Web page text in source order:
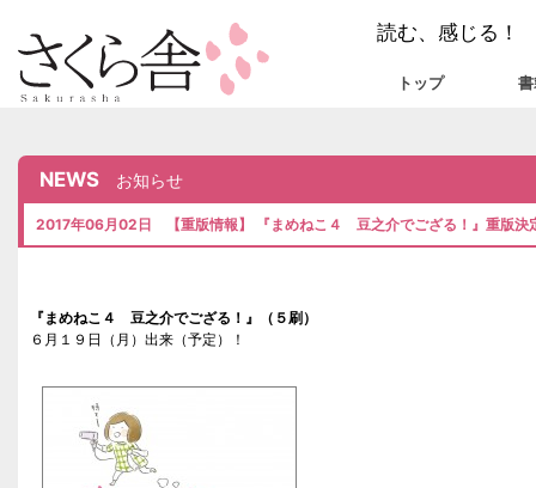
読む、感じる
トップ
NEWS お知らせ
2017年06月02日 【重版情報】 『まめねこ４ 豆之介でござる！』重版決
『まめねこ４ 豆之介でござる！』（５刷）
６月１９日（月）出来（予定）！